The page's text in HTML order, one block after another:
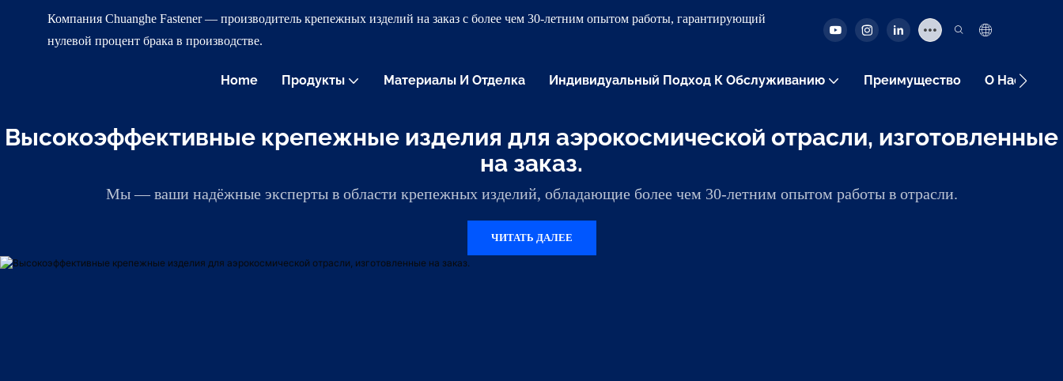
Компания Chuanghe Fastener — производитель крепежных изделий на заказ с более чем 30-летним опытом работы, гарантирующий
нулевой процент брака в производстве.
Home Продукты Материалы И Отделка Индивидуальный Подход К Обслуживанию Преимущество О Нас
Высокоэффективные крепежные изделия для аэрокосмической отрасли, изготовленные
на заказ.
Мы — ваши надёжные эксперты в области крепежных изделий, обладающие более чем 30-летним опытом работы в отрасли.
ЧИТАТЬ ДАЛЕЕ